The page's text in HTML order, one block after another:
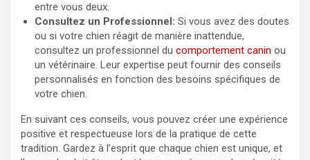
entre vous deux.
Consultez un Professionnel: Si vous avez des doutes
ou si votre chien réagit de manière inattendue,
consultez un professionnel du comportement canin ou
un vétérinaire. Leur expertise peut fournir des conseils
personnalisés en fonction des besoins spécifiques de
votre chien.
En suivant ces conseils, vous pouvez créer une expérience
positive et respectueuse lors de la pratique de cette
tradition. Gardez à l’esprit que chaque chien est unique, et